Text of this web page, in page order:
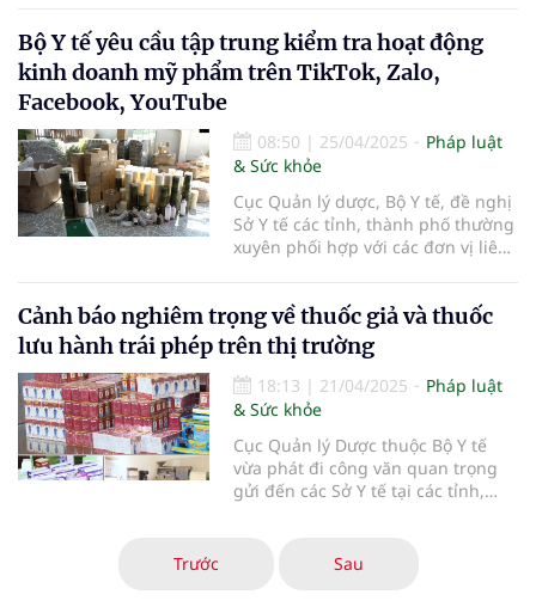
SOLUTION và sản phẩm USOLAB
VITA ION-C POWDER do lưu thông
có nhãn không đáp ứng quy định.
Bộ Y tế yêu cầu tập trung kiểm tra hoạt động
kinh doanh mỹ phẩm trên TikTok, Zalo,
Facebook, YouTube
08:50 | 25/04/2025
Pháp luật
& Sức khỏe
Cục Quản lý dược, Bộ Y tế, đề nghị
Sở Y tế các tỉnh, thành phố thường
xuyên phối hợp với các đơn vị liên
TikTok, Zalo, Facebook, YouTube...
nhằm phát hiện và xử lý kịp thời
việc sản xuất, kinh doanh mỹ phẩm
trái phép, mỹ phẩm giả.
Cảnh báo nghiêm trọng về thuốc giả và thuốc
lưu hành trái phép trên thị trường
18:13 | 21/04/2025
Pháp luật
& Sức khỏe
Cục Quản lý Dược thuộc Bộ Y tế
vừa phát đi công văn quan trọng
gửi đến các Sở Y tế tại các tỉnh,
quan đến thuốc giả và thuốc lưu
Trước Sau